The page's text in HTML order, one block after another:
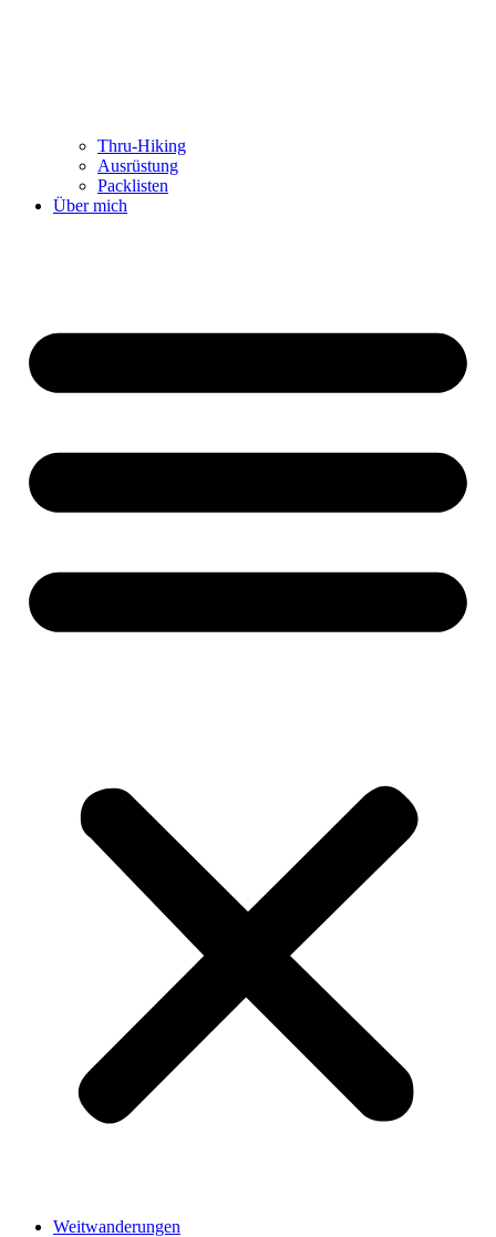
Thru-Hiking
Ausrüstung
Packlisten
Über mich
Weitwanderungen